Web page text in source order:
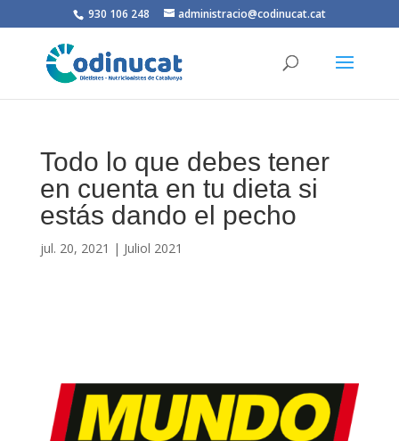
930 106 248 administracio@codinucat.cat
Todo lo que debes tener
en cuenta en tu dieta si
estás dando el pecho
jul. 20, 2021 | Juliol 2021